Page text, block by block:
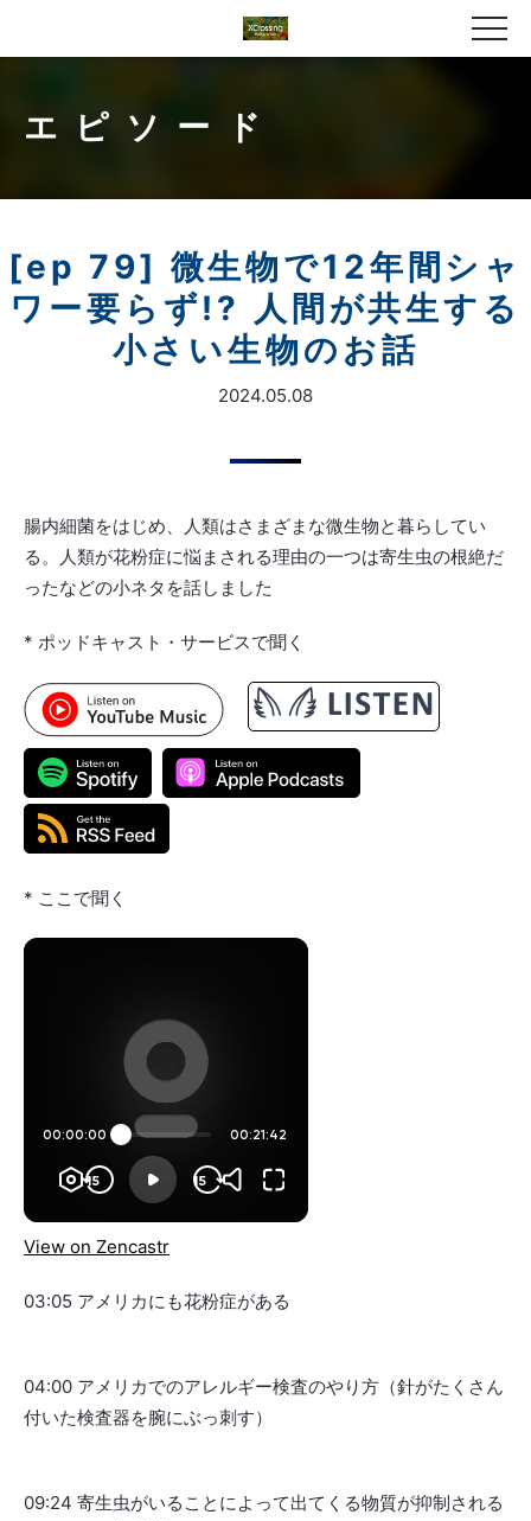
エピソード
[ep 79] 微生物で12年間シャ
ワー要らず!? 人間が共生する
小さい生物のお話
2024.05.08
腸内細菌をはじめ、人類はさまざまな微生物と暮らしてい
る。人類が花粉症に悩まされる理由の一つは寄生虫の根絶だ
ったなどの小ネタを話しました
* ポッドキャスト・サービスで聞く
* ここで聞く
View on Zencastr
03:05 アメリカにも花粉症がある
04:00 アメリカでのアレルギー検査のやり方（針がたくさん
付いた検査器を腕にぶっ刺す）
09:24 寄生虫がいることによって出てくる物質が抑制される